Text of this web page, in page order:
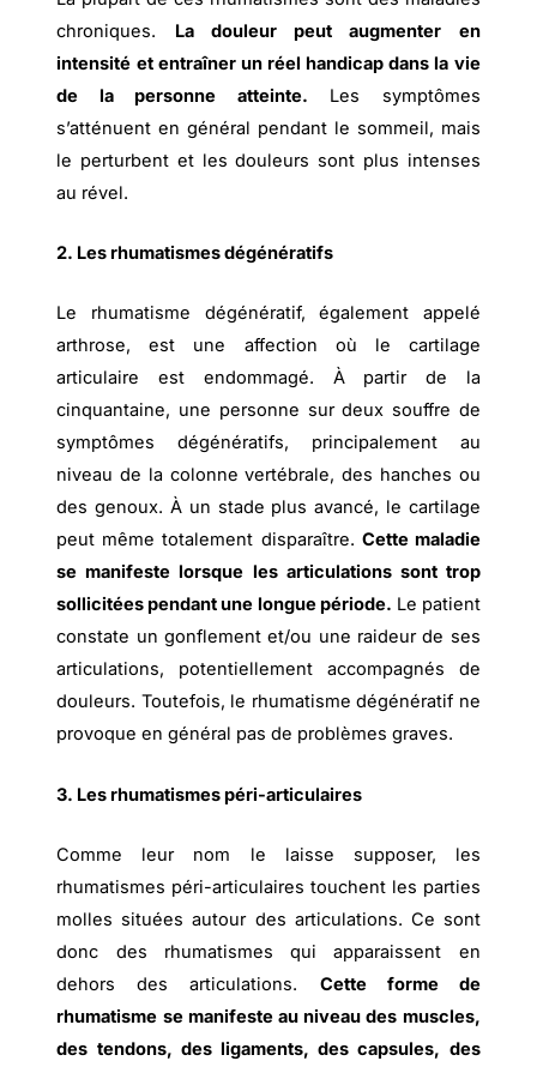
chroniques. La douleur peut augmenter en
intensité et entraîner un réel handicap dans la vie
de la personne atteinte. Les symptômes
s’atténuent en général pendant le sommeil, mais
le perturbent et les douleurs sont plus intenses
au rével.
2. Les rhumatismes dégénératifs
Le rhumatisme dégénératif, également appelé
arthrose, est une affection où le cartilage
articulaire est endommagé. À partir de la
cinquantaine, une personne sur deux souffre de
symptômes dégénératifs, principalement au
niveau de la colonne vertébrale, des hanches ou
des genoux. À un stade plus avancé, le cartilage
peut même totalement disparaître. Cette maladie
se manifeste lorsque les articulations sont trop
sollicitées pendant une longue période. Le patient
constate un gonflement et/ou une raideur de ses
articulations, potentiellement accompagnés de
douleurs. Toutefois, le rhumatisme dégénératif ne
provoque en général pas de problèmes graves.
3. Les rhumatismes péri-articulaires
Comme leur nom le laisse supposer, les
rhumatismes péri-articulaires touchent les parties
molles situées autour des articulations. Ce sont
donc des rhumatismes qui apparaissent en
dehors des articulations. Cette forme de
rhumatisme se manifeste au niveau des muscles,
des tendons, des ligaments, des capsules, des